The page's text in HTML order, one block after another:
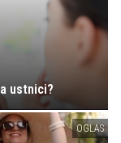
ustnici?
OGLAS